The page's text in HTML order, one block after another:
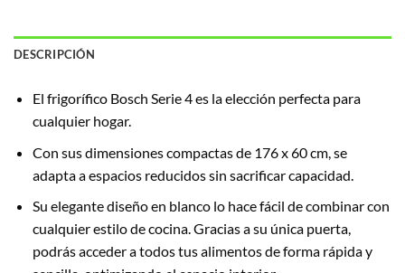
DESCRIPCIÓN
El frigorífico Bosch Serie 4 es la elección perfecta para
cualquier hogar.
Con sus dimensiones compactas de 176 x 60 cm, se
adapta a espacios reducidos sin sacrificar capacidad.
Su elegante diseño en blanco lo hace fácil de combinar con
cualquier estilo de cocina. Gracias a su única puerta,
podrás acceder a todos tus alimentos de forma rápida y